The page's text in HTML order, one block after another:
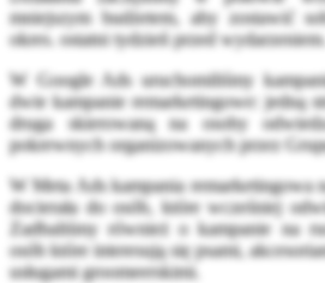
mniejszym budżetem, aby zostawić
okres. ostatni tydzień przed wydarzeniem.
W Google Ads uruchomiliśmy
dwie kampanie remarketingowe: jedną
druga skierowaną na osoby
pokrewnych organizowanych przez
W Meta Ads kampania remarketingowa
docierała do osób, które wcześniej
Zadbaliśmy również o kampanie na
osób które interesują się psami,
usługami groomeerskimi.